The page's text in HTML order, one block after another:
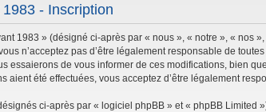
- Inscription
1983 » (désigné ci-après par « nous », « notre », « nos
n’acceptez pas d’être légalement responsable de
essaierons de vous informer de ces modifications, bien
aient été effectuées, vous acceptez d’être légalement
ci-après par « logiciel phpBB » et « phpBB Limited